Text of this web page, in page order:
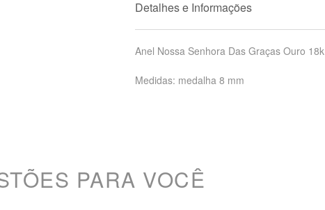
Detalhes e Informações
Anel Nossa Senhora Das Graças Ouro
Medidas: medalha 8 mm
PARA VOCÊ